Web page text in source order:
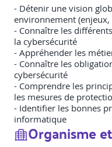
- Détenir une vision
environnement
- Connaître les
la cybersécurité
- Appréhender les
- Connaître les
cybersécurité
- Comprendre les
les mesures de
- Identifier les bonnes
informatique
Organisme